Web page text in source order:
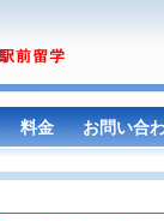
料金 お問い合